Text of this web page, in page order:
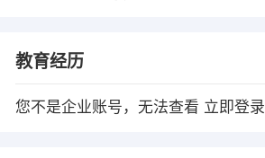
教育经历
您不是企业账号，无法查看 立即登录